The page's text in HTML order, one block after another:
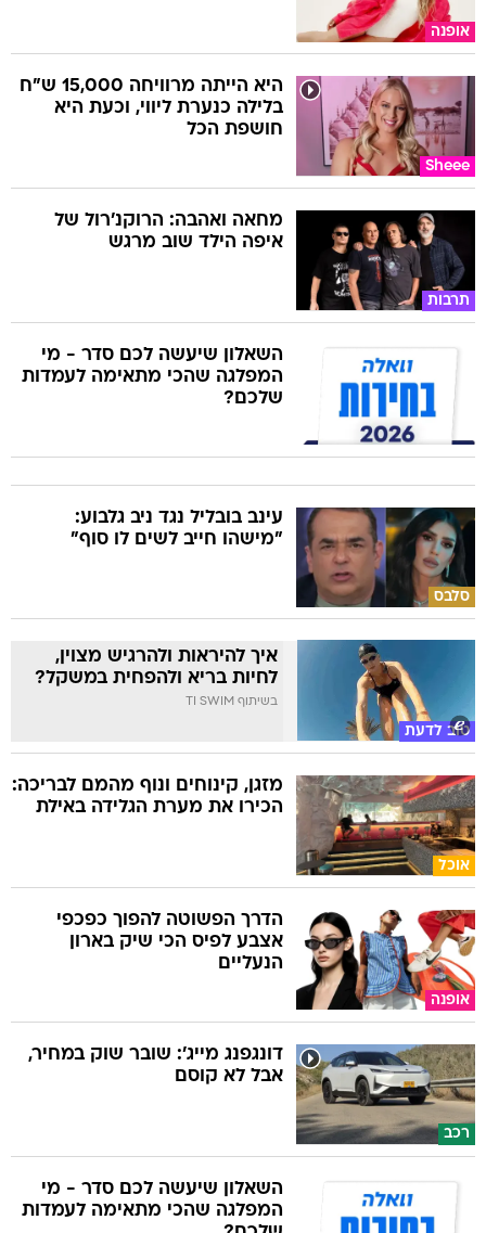
אופנה
Sheee
היא הייתה מרוויחה 15,000 ש"ח
בלילה כנערת ליווי, וכעת היא
חושפת הכל
תרבות
מחאה ואהבה: הרוקנ'רול של
איפה הילד שוב מרגש
השאלון שיעשה לכם סדר - מי
המפלגה שהכי מתאימה לעמדות
שלכם?
סלבס
עינב בובליל נגד ניב גלבוע:
"מישהו חייב לשים לו סוף"
טוב לדעת
איך להיראות ולהרגיש מצוין,
לחיות בריא ולהפחית במשקל?
בשיתוף TI SWIM
אוכל
מזגן, קינוחים ונוף מהמם לבריכה:
הכירו את מערת הגלידה באילת
אופנה
הדרך הפשוטה להפוך כפכפי
אצבע לפיס הכי שיק בארון
הנעליים
רכב
דונגפנג מייג': שובר שוק במחיר,
אבל לא קוסם
השאלון שיעשה לכם סדר - מי
המפלגה שהכי מתאימה לעמדות